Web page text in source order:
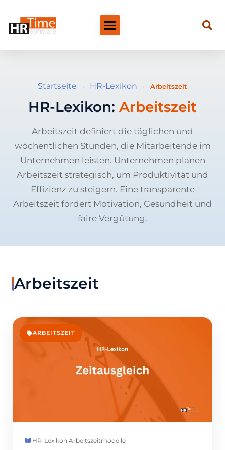
Startseite › HR-Lexikon › Arbeitszeit
HR-Lexikon: Arbeitszeit
Arbeitszeit definiert die täglichen und
wöchentlichen Stunden, die Mitarbeitende im
Unternehmen leisten. Unternehmen planen
Arbeitszeit strategisch, um Produktivität und
Effizienz zu steigern. Eine transparente
Arbeitszeit fördert Motivation, Gesundheit und
faire Vergütung.
Arbeitszeit
ARBEITSZEIT
HR-Lexikon·Arbeitszeitmodelle